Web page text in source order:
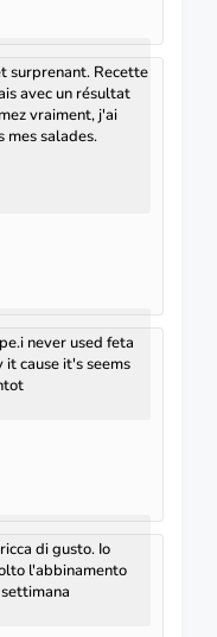
surprenant. Recette
avec un résultat
vraiment, j'ai
mes salades.
never used feta
cause it's seems
di gusto. Io
l'abbinamento